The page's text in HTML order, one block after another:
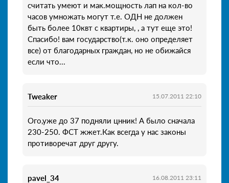
считать умеют и мак.мощность лап на кол-во
часов умножать могут т.е. ОДН не должен
быть более 10квт с квартиры, , а тут еще это!
Спасибо! вам государство(т.к. оно определяет
все) от благодарных граждан, но не обижайся
если что...
Tweaker 15.07.2011 22:10
Ого,уже до 37 подняли цнник! А было сначала
230-250. ФСТ жжет.Как всегда у нас законы
противоречат друг другу.
pavel_34 16.08.2011 23:11